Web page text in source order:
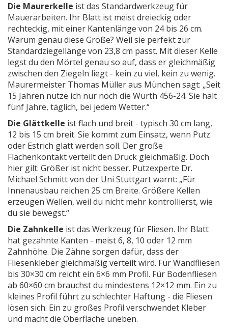
Die Maurerkelle ist das Standardwerkzeug für
Mauerarbeiten. Ihr Blatt ist meist dreieckig oder
rechteckig, mit einer Kantenlänge von 24 bis 26 cm.
Warum genau diese Größe? Weil sie perfekt zur
Standardziegellänge von 23,8 cm passt. Mit dieser Kelle
legst du den Mörtel genau so auf, dass er gleichmäßig
zwischen den Ziegeln liegt - kein zu viel, kein zu wenig.
Maurermeister Thomas Müller aus München sagt: „Seit
15 Jahren nutze ich nur noch die Würth 456-24. Sie hält
fünf Jahre, täglich, bei jedem Wetter.“
Die Glättkelle ist flach und breit - typisch 30 cm lang,
12 bis 15 cm breit. Sie kommt zum Einsatz, wenn Putz
oder Estrich glatt werden soll. Der große
Flächenkontakt verteilt den Druck gleichmäßig. Doch
hier gilt: Größer ist nicht besser. Putzexperte Dr.
Michael Schmitt von der Uni Stuttgart warnt: „Für
Innenausbau reichen 25 cm Breite. Größere Kellen
erzeugen Wellen, weil du nicht mehr kontrollierst, wie
du sie bewegst.“
Die Zahnkelle ist das Werkzeug für Fliesen. Ihr Blatt
hat gezahnte Kanten - meist 6, 8, 10 oder 12 mm
Zahnhöhe. Die Zähne sorgen dafür, dass der
Fliesenkleber gleichmäßig verteilt wird. Für Wandfliesen
bis 30×30 cm reicht ein 6×6 mm Profil. Für Bodenfliesen
ab 60×60 cm brauchst du mindestens 12×12 mm. Ein zu
kleines Profil führt zu schlechter Haftung - die Fliesen
lösen sich. Ein zu großes Profil verschwendet Kleber
und macht die Oberfläche uneben.